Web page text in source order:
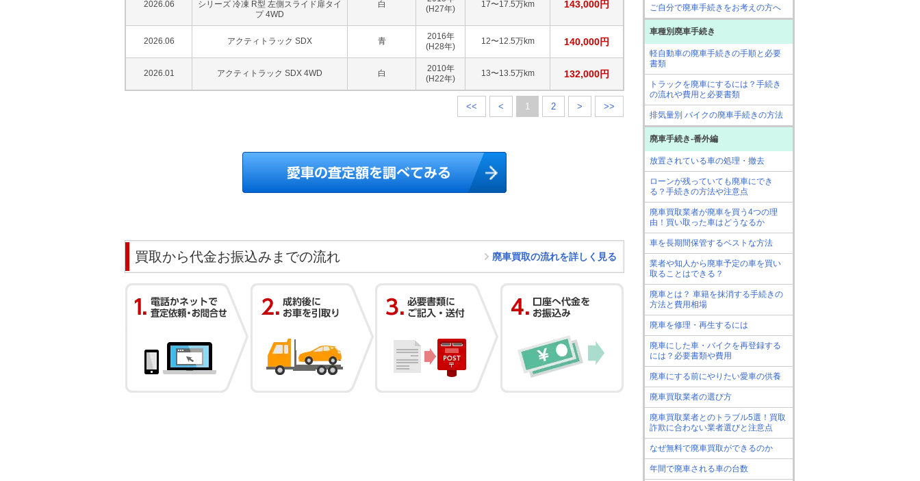
2026.06
シリーズ 冷凍 R型 左側スライド扉タイ
プ 4WD
白
(H27年)
17〜17.5万km 143,000円
2026.06 アクティトラック SDX 青 2016年
(H28年)
12〜12.5万km 140,000円
2026.01 アクティトラック SDX 4WD 白 2010年
(H22年)
13〜13.5万km 132,000円
<< < 1 2 > >>
買取から代金お振込みまでの流れ 廃車買取の流れを詳しく見る
ご自分で廃車手続きをお考えの方へ
車種別廃車手続き
軽自動車の廃車手続きの手順と必要
書類
トラックを廃車にするには？手続き
の流れや費用と必要書類
排気量別 バイクの廃車手続きの方法
廃車手続き-番外編
放置されている車の処理・撤去
ローンが残っていても廃車にでき
る？手続きの方法や注意点
廃車買取業者が廃車を買う4つの理
由！買い取った車はどうなるか
車を長期間保管するベストな方法
業者や知人から廃車予定の車を買い
取ることはできる？
廃車とは？ 車籍を抹消する手続きの
方法と費用相場
廃車を修理・再生するには
廃車にした車・バイクを再登録する
には？必要書類や費用
廃車にする前にやりたい愛車の供養
廃車買取業者の選び方
廃車買取業者とのトラブル5選！買取
詐欺に合わない業者選びと注意点
なぜ無料で廃車買取ができるのか
年間で廃車される車の台数